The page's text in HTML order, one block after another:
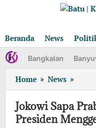
Beranda
News
Bangkalan
Home » News »
Sapa
Jokowi Sapa
Presiden